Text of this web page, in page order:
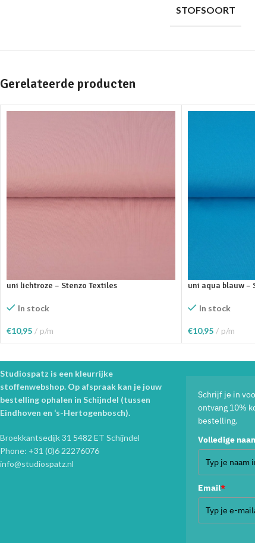
STOFSOORT
Gerelateerde producten
uni lichtroze – Stenzo Textiles
In stock
€10,95 p/m
Toevoegen Aan Winkelwagen
uni aqua blauw –
In stock
€10,95 p/m
Toevoegen Aan
Studiospatz is een kleurrijke
stoffenwebshop. Op afspraak kan je jouw
bestelling ophalen in Schijndel (tussen
Eindhoven en ‘s-Hertogenbosch).
Broekkantsedijk 31 5482 ET Schijndel
Phone: +31 (0)6 22276076
info@studiospatz.nl
Schrijf je in
ontvang 10%
bestelling.
Volledige
Email*